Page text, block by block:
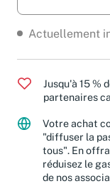
Actuellement
Jusqu'à 15 %
partenaires
Votre achat
"diffuser la
tous". En
réduisez le
de nos